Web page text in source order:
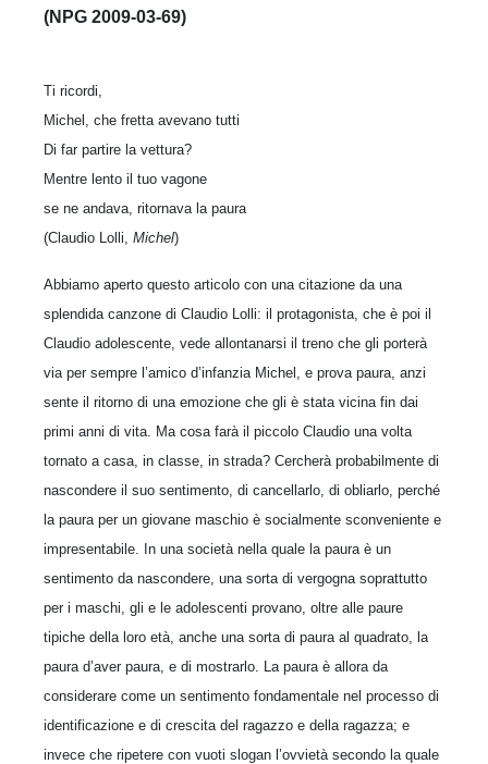
(NPG 2009-03-69)
Ti ricordi,
Michel, che fretta avevano tutti
Di far partire la vettura?
Mentre lento il tuo vagone
se ne andava, ritornava la paura
(Claudio Lolli, Michel)
Abbiamo aperto questo articolo con una citazione da una
splendida canzone di Claudio Lolli: il protagonista, che è poi il
Claudio adolescente, vede allontanarsi il treno che gli porterà
via per sempre l’amico d’infanzia Michel, e prova paura, anzi
sente il ritorno di una emozione che gli è stata vicina fin dai
primi anni di vita. Ma cosa farà il piccolo Claudio una volta
tornato a casa, in classe, in strada? Cercherà probabilmente di
nascondere il suo sentimento, di cancellarlo, di obliarlo, perché
la paura per un giovane maschio è socialmente sconveniente e
impresentabile. In una società nella quale la paura è un
sentimento da nascondere, una sorta di vergogna soprattutto
per i maschi, gli e le adolescenti provano, oltre alle paure
tipiche della loro età, anche una sorta di paura al quadrato, la
paura d’aver paura, e di mostrarlo. La paura è allora da
considerare come un sentimento fondamentale nel processo di
identificazione e di crescita del ragazzo e della ragazza; e
invece che ripetere con vuoti slogan l’ovvietà secondo la quale